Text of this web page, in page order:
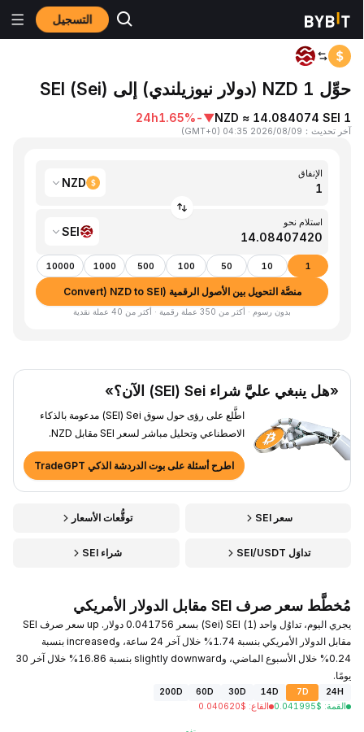
التسجيل المنزٍل NZD to SEI
حوِّل 1 NZD (دولار نيوزيلندي) إلى SEI (Sei)
1 NZD ≈ 14.084074 SEI
▼
-1.65%
24h
آخر تحديث：
2026/08/09 04:35
(
GMT+0
)
الإنفاق
NZD
استلام نحو
SEI
1
10
50
100
500
1000
10000
منصَّة التحويل بين الأصول الرقمية (Convert) NZD to SEI
بدون رسوم · أكثر من 350 عملة رقمية · أكثر من 40 عملة نقدية
«هل ينبغي عليَّ شراء Sei ‏(SEI) الآن؟»
اطَّلع على رؤى حول سوق Sei ‏(SEI) مدعومة بالذكاء
الاصطناعي وتحليل مباشر لسعر SEI مقابل NZD.
اطرح أسئلة على بوت الدردشة الذكي TradeGPT
سعر SEI توقُّعات الأسعار
تداوَل SEI/USDT شراء SEI
مُخطَّط سعر صرف SEI مقابل الدولار الأمريكي
يجري اليوم، تداوُل واحد (1) SEI ‏(Sei) بسعر 0.041756 دولار. up سعر صرف SEI
مقابل الدولار الأمريكي بنسبة 1.74% خلال آخر 24 ساعة، وincreased بنسبة
0.24% خلال الأسبوع الماضي، وslightly downward بنسبة 16.86% خلال آخر 30
يومًا.
24H
7D
14D
30D
60D
200D
القمة:
$
0.041995 القاع:
$
0.040620